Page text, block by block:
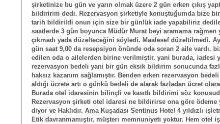
şirketinize bu gün ve yarın olmak üzere 2 gün erken çıkış
bildiririm dedi. Rezervasyon şirketiyle konuştuğumda bize
tarih bildirildi onun için size bir günlük iade yapabiliriz
saatlerde 3 gün boyunca Müdür Murat beyi aramama rağmen
çıkmadı yada düzelteceğini söyledi. Maalesef düzeltilmedi.
gün saat 9,00 da resepsiyon önünde oda soran 2 aile vardı.
edilen oda o ailelerden birine verilmiştir. yani burada, iadesi
rezervasyon bedeli yani bir gün eksik bildirim sonucunda
haksız kazanım sağlamıştır. Benden erken rezervasyon
aldığı ücrete artı o günkü bedeli de alarak fazladan ücret
Burada otel idaresinin bilinçli ve kasıtlı bildirimi söz
Rezervasyon şirketi otel idaresi ne bildirirse ona göre ödeme
diyor ve Haklıdır. Ama Kuşadası Sentinus Hotel 4 yıldızlı
Etik davranmamıştır, müşteri memnuniyeti yoktur. Hem otel